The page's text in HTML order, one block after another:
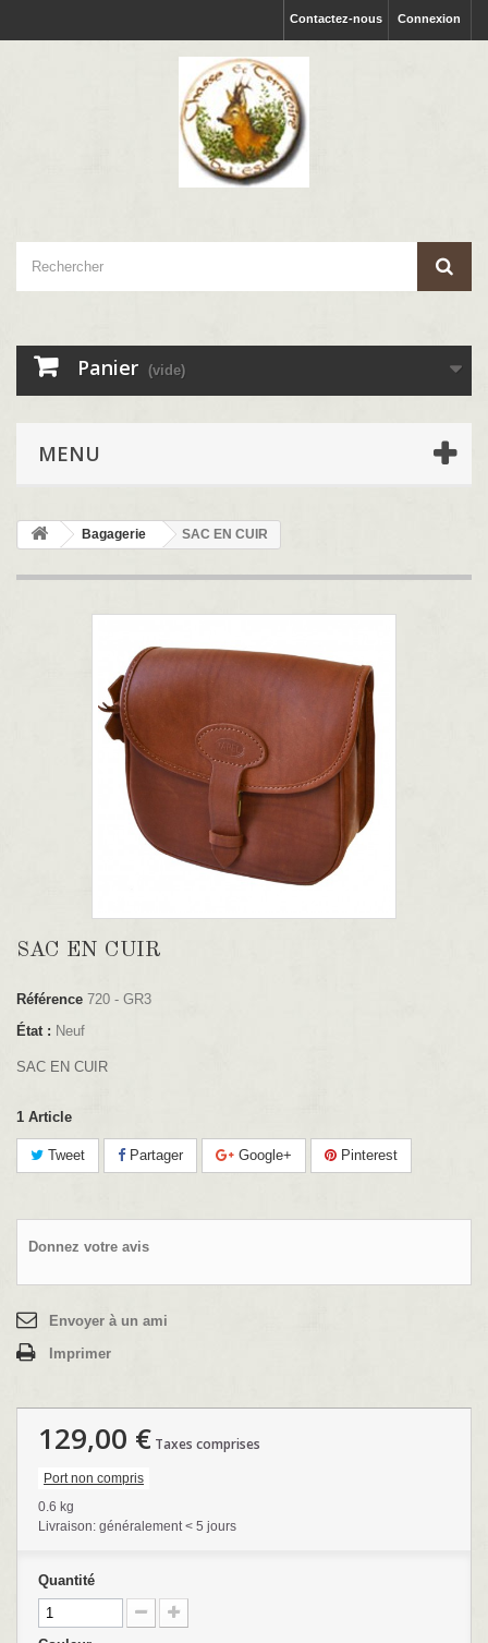
Connexion
Contactez-nous
Panier (vide)
MENU
Bagagerie SAC EN CUIR
SAC EN CUIR
Référence 720 - GR3
État : Neuf
SAC EN CUIR
1 Article
Tweet Partager Google+ Pinterest
Donnez votre avis
Envoyer à un ami
Imprimer
129,00 € Taxes comprises
Port non compris
0.6 kg
Livraison: généralement < 5 jours
Quantité